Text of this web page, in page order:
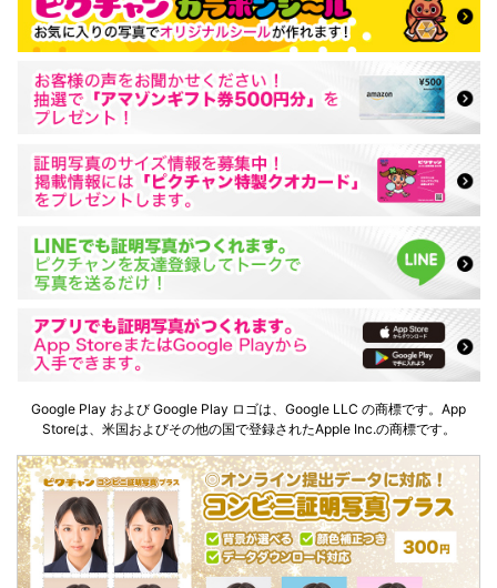
Google Play および Google Play ロゴは、Google LLC の商標です。App
Storeは、米国およびその他の国で登録されたApple Inc.の商標です。